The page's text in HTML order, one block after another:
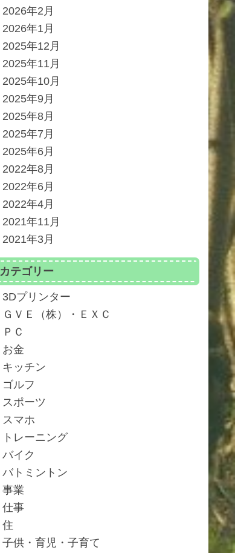
2026年2月
2026年1月
2025年12月
2025年11月
2025年10月
2025年9月
2025年8月
2025年7月
2025年6月
2022年8月
2022年6月
2022年4月
2021年11月
2021年3月
カテゴリー
3Dプリンター
ＧＶＥ（株）・ＥＸＣ
ＰＣ
お金
キッチン
ゴルフ
スポーツ
スマホ
トレーニング
バイク
バトミントン
事業
仕事
住
子供・育児・子育て